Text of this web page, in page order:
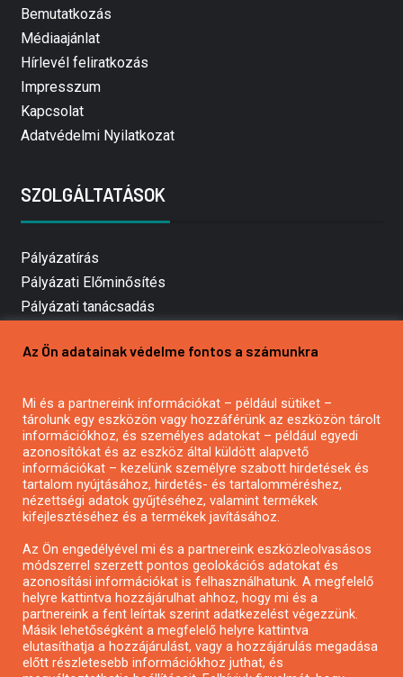
Bemutatkozás
Médiaajánlat
Hírlevél feliratkozás
Impresszum
Kapcsolat
Adatvédelmi Nyilatkozat
SZOLGÁLTATÁSOK
Pályázatírás
Pályázati Előminősítés
Pályázati tanácsadás
Mezőgazdasági pályázatírás
Pályázatírás civil szervezeteknek
Pályázatírás önkormányzatoknak
Pályázatfigyelés
Specifikus pályázatfigyelés vagy hírlevél
Pályázatok magánszemélyeknek
Pályázatok civil szervezeteknek
Pályázatok vállalkozásoknak
Önkormányzati pályázatok
Az Ön adatainak védelme fontos a számunkra
Mi és a partnereink információkat – például sütiket –
tárolunk egy eszközön vagy hozzáférünk az eszközön tárolt
információkhoz, és személyes adatokat – például egyedi
azonosítókat és az eszköz által küldött alapvető
információkat – kezelünk személyre szabott hirdetések és
tartalom nyújtásához, hirdetés- és tartalomméréshez,
nézettségi adatok gyűjtéséhez, valamint termékek
kifejlesztéséhez és a termékek javításához.
Az Ön engedélyével mi és a partnereink eszközleolvasásos
módszerrel szerzett pontos geolokációs adatokat és
azonosítási információkat is felhasználhatunk. A megfelelő
helyre kattintva hozzájárulhat ahhoz, hogy mi és a
partnereink a fent leírtak szerint adatkezelést végezzünk.
Másik lehetőségként a megfelelő helyre kattintva
elutasíthatja a hozzájárulást, vagy a hozzájárulás megadása
előtt részletesebb információkhoz juthat, és